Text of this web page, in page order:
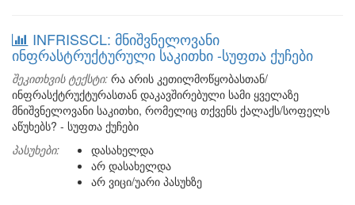
INFRISSCL: მნიშვნელოვანი
ინფრასტრუქტურული საკითხი -სუფთა ქუჩები
შეკითხვის ტექსტი: რა არის კეთილმოწყობასთან/
ინფრასქტრუქტურასთან დაკავშირებული სამი ყველაზე
მნიშვნელოვანი საკითხი, რომელიც თქვენს ქალაქს/სოფელს
აწუხებს? - სუფთა ქუჩები
პასუხები:
დასახელდა
არ დასახელდა
არ ვიცი/უარი პასუხზე